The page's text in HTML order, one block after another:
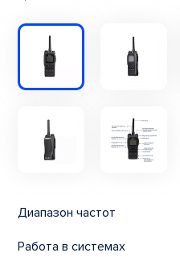
Диапазон частот
Работа в системах